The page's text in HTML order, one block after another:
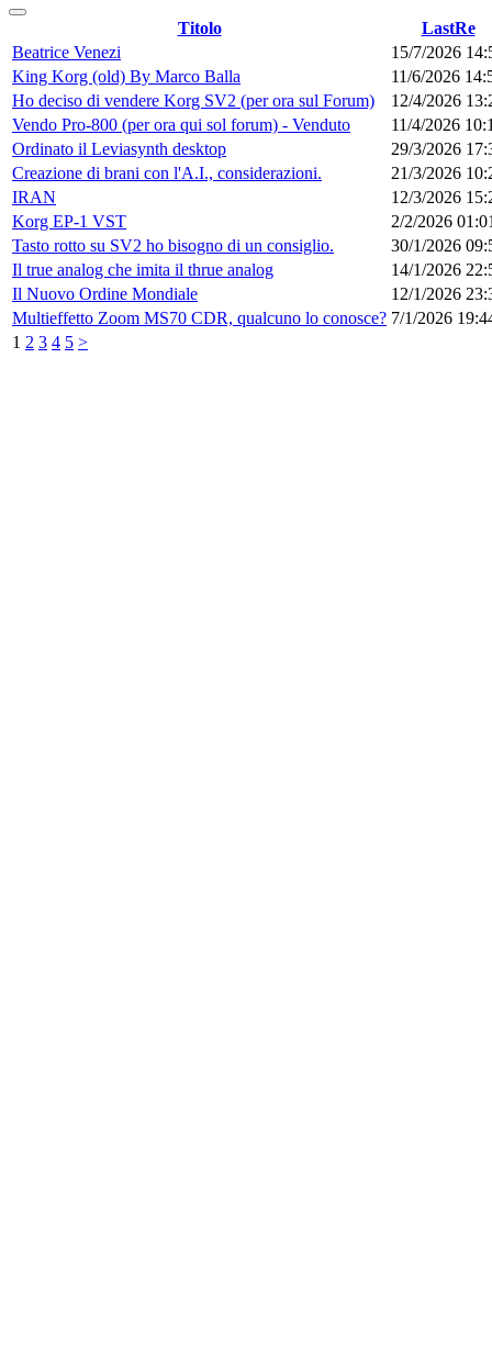
Titolo LastRe
1 2 3 4 5 >
Beatrice Venezi
15/7/2026
King Korg (old) By Marco Balla
11/6/2026
Ho deciso di vendere Korg SV2 (per ora sul Forum)
12/4/2026
Vendo Pro-800 (per ora qui sol forum) - Venduto
11/4/2026
Ordinato il Leviasynth desktop
29/3/2026
Creazione di brani con l'A.I., considerazioni.
21/3/2026
IRAN
12/3/2026
Korg EP-1 VST
2/2/2026
Tasto rotto su SV2 ho bisogno di un consiglio.
30/1/2026
Il true analog che imita il thrue analog
14/1/2026
Il Nuovo Ordine Mondiale
12/1/2026
Multieffetto Zoom MS70 CDR, qualcuno lo conosce? 7/1/2026